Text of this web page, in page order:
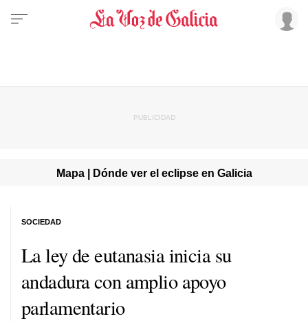
Mapa | Dónde ver el eclipse en Galicia
La ley de eutanasia inicia su
andadura con amplio apoyo
parlamentario
SOCIEDAD